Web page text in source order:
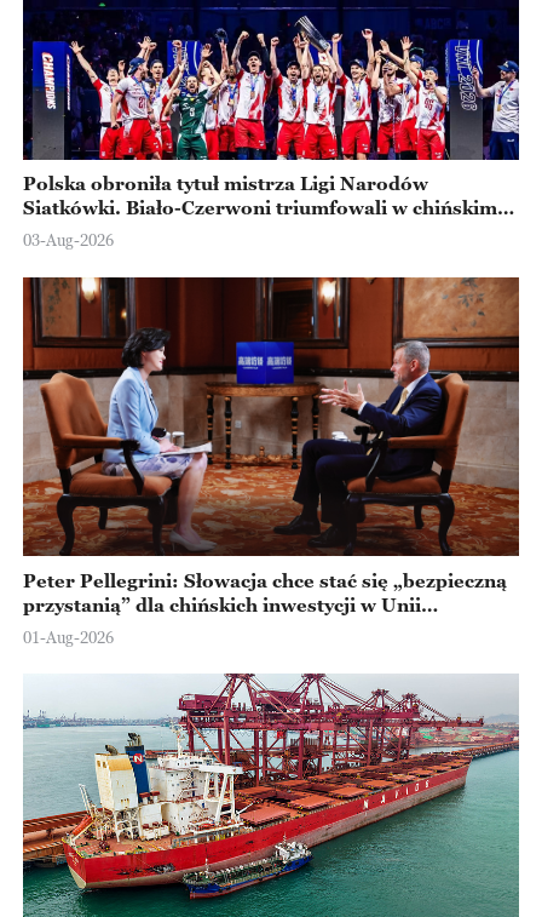
Polska obroniła tytuł mistrza Ligi Narodów
Siatkówki. Biało-Czerwoni triumfowali w chińskim
Ningbo
03-Aug-2026
Peter Pellegrini: Słowacja chce stać się „bezpieczną
przystanią” dla chińskich inwestycji w Unii
Europejskiej
01-Aug-2026